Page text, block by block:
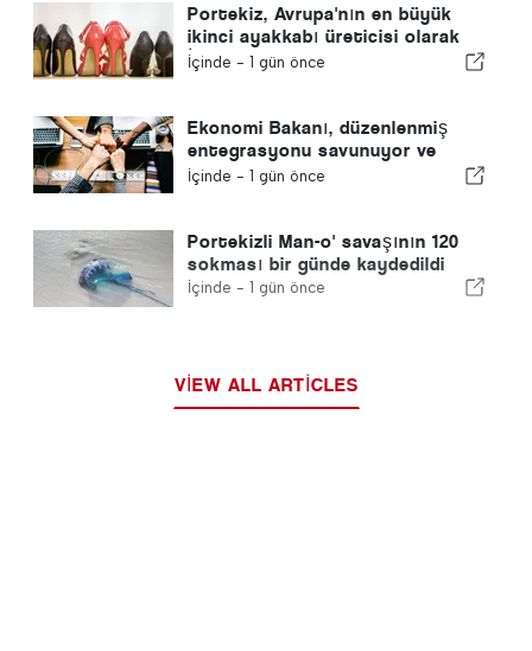
Portekiz, Avrupa'nın en büyük
ikinci ayakkabı üreticisi olarak
İspanya'yı geride bıraktı
İçinde - 1 gün önce
Ekonomi Bakanı, düzenlenmiş
entegrasyonu savunuyor ve
göçmenler için hızlı bir kanal
İçinde - 1 gün önce
Portekizli Man-o' savaşının 120
sokması bir günde kaydedildi
İçinde - 1 gün önce
VIEW ALL ARTICLES